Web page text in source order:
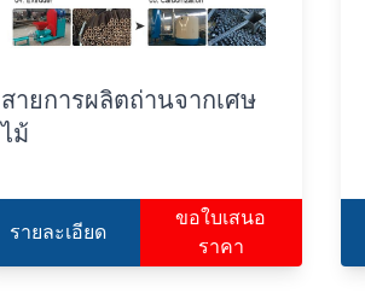
สายการผลิตถ่านจากเศษ
ไม้
รายละเอียด
ขอใบเสนอ
ราคา